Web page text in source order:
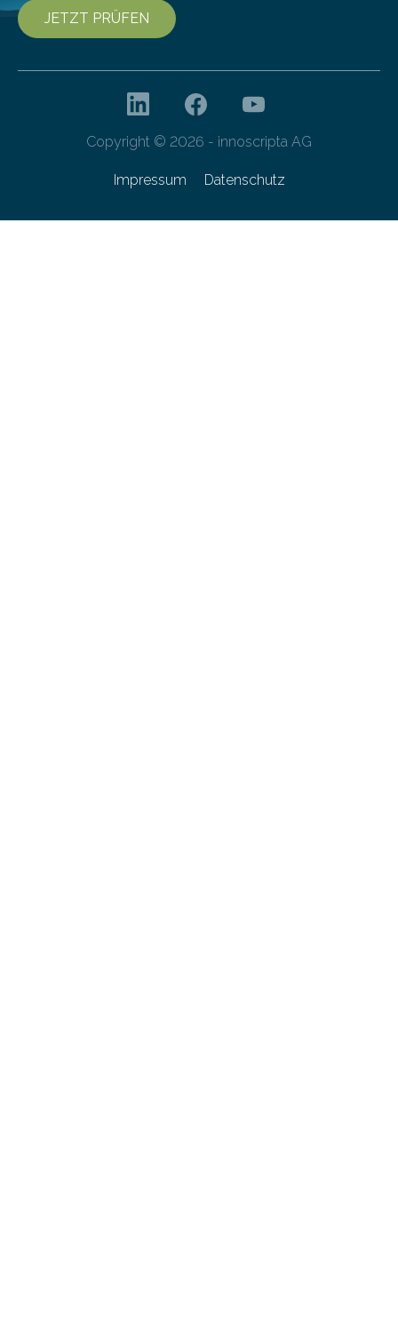
JETZT PRÜFEN
Copyright © 2026 - innoscripta AG
Impressum Datenschutz